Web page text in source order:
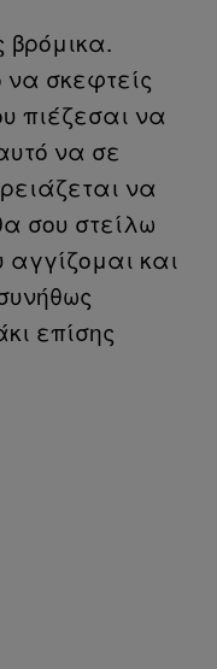
βρόμικα.
να σκεφτείς
πιέζεσαι να
να σε
να
σου στείλω
και
επίσης